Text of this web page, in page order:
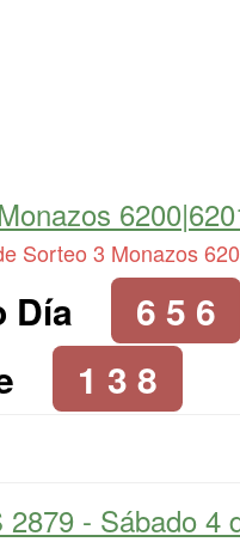
Sorteo 3 Monazos
Día 6 5 6
1 3 8
2879 - Sábado 4